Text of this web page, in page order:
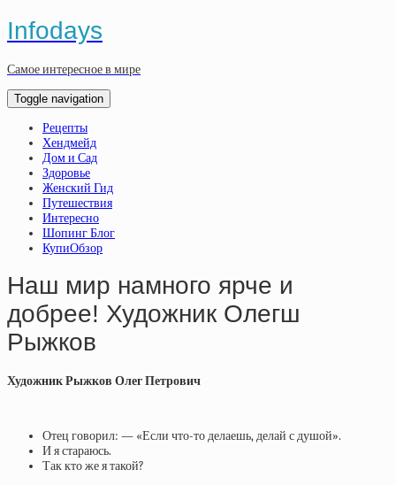
Infodays
Самое интересное в мире
Toggle navigation
Рецепты
Хендмейд
Дом и Сад
Здоровье
Женский Гид
Путешествия
Интересно
Шопинг Блог
КупиОбзор
Наш мир намного ярче и
добрее! Художник Олегш
Рыжков
Художник Рыжков Олег Петрович
Отец говорил: — «Если что-то делаешь, делай с душой».
И я стараюсь.
Так кто же я такой?